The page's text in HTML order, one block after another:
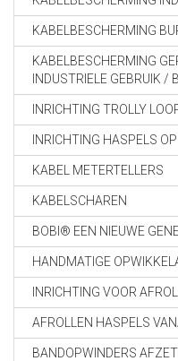
KABELBESCHERMING
KABELBESCHERMING
INDUSTRIELE GEBRUIK /
INRICHTING TROLLY
INRICHTING HASPELS
KABEL METERTELLERS
KABELSCHAREN
BOBI® EEN NIEUWE
HANDMATIGE
INRICHTING VOOR
AFROLLEN HASPELS
BANDOPWINDERS